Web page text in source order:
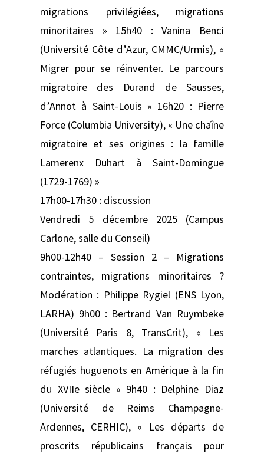
migrations privilégiées, migrations
minoritaires » 15h40 : Vanina Benci
(Université Côte d’Azur, CMMC/Urmis), «
Migrer pour se réinventer. Le parcours
migratoire des Durand de Sausses,
d’Annot à Saint-Louis » 16h20 : Pierre
Force (Columbia University), « Une chaîne
migratoire et ses origines : la famille
Lamerenx Duhart à Saint-Domingue
(1729-1769) »
17h00-17h30 : discussion
Vendredi 5 décembre 2025 (Campus
Carlone, salle du Conseil)
9h00-12h40 – Session 2 – Migrations
contraintes, migrations minoritaires ?
Modération : Philippe Rygiel (ENS Lyon,
LARHA) 9h00 : Bertrand Van Ruymbeke
(Université Paris 8, TransCrit), « Les
marches atlantiques. La migration des
réfugiés huguenots en Amérique à la fin
du XVIIe siècle » 9h40 : Delphine Diaz
(Université de Reims Champagne-
Ardennes, CERHIC), « Les départs de
proscrits républicains français pour